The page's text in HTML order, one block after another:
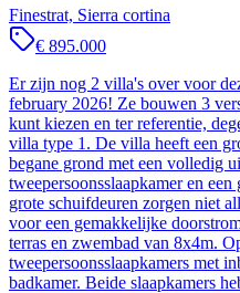
Finestrat, Sierra cortina
€ 895.000
Er zijn nog 2 villa's over voor
february 2026! Ze bouwen 3
kunt kiezen en ter referentie,
villa type 1. De villa heeft een
begane grond met een volledig
tweepersoonsslaapkamer en
grote schuifdeuren zorgen niet
voor een gemakkelijke
terras en zwembad van 8x4m.
tweepersoonsslaapkamers met
badkamer. Beide slaapkamers